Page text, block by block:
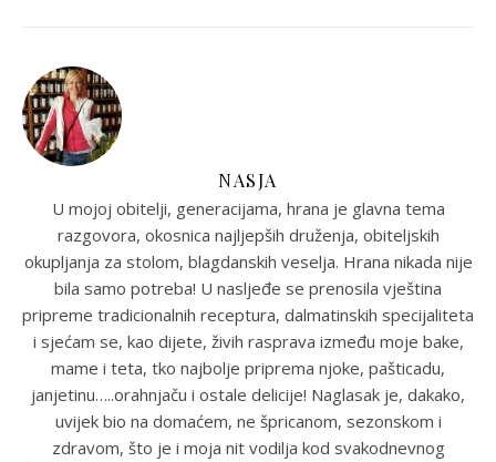
NASJA
U mojoj obitelji, generacijama, hrana je glavna tema
razgovora, okosnica najljepših druženja, obiteljskih
okupljanja za stolom, blagdanskih veselja. Hrana nikada nije
bila samo potreba! U nasljeđe se prenosila vještina
pripreme tradicionalnih receptura, dalmatinskih specijaliteta
i sjećam se, kao dijete, živih rasprava između moje bake,
mame i teta, tko najbolje priprema njoke, pašticadu,
janjetinu…..orahnjaču i ostale delicije! Naglasak je, dakako,
uvijek bio na domaćem, ne špricanom, sezonskom i
zdravom, što je i moja nit vodilja kod svakodnevnog